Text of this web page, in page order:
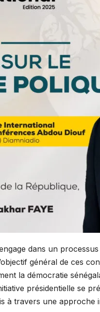
dans un
général de ces
la démocratie
présidentielle se
à travers une approche